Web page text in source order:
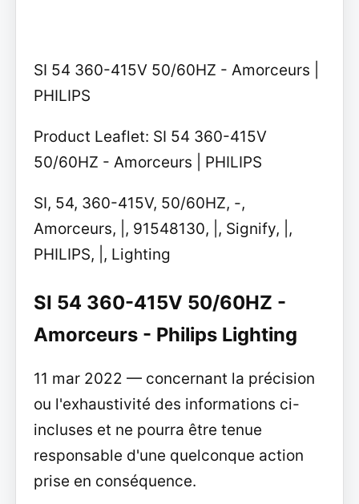
SI 54 360-415V 50/60HZ - Amorceurs |
PHILIPS
Product Leaflet: SI 54 360-415V
50/60HZ - Amorceurs | PHILIPS
SI, 54, 360-415V, 50/60HZ, -,
Amorceurs, |, 91548130, |, Signify, |,
PHILIPS, |, Lighting
SI 54 360-415V 50/60HZ -
Amorceurs - Philips Lighting
11 mar 2022 — concernant la précision
ou l'exhaustivité des informations ci-
incluses et ne pourra être tenue
responsable d'une quelconque action
prise en conséquence.